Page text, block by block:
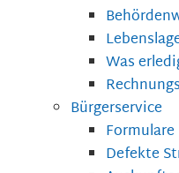
Was
Bürgerservice
Formulare
Defekte